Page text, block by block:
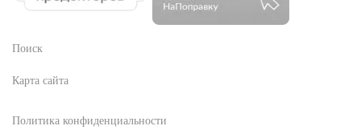
Поиск
Карта сайта
Политика конфиденциальности